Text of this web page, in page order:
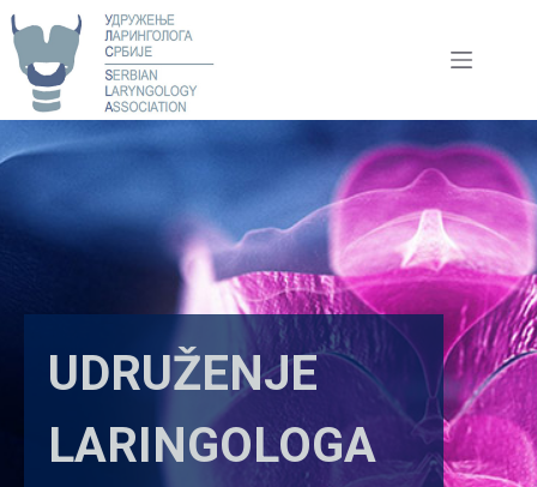
to
content
UDRUŽENJE
LARINGOLOGA